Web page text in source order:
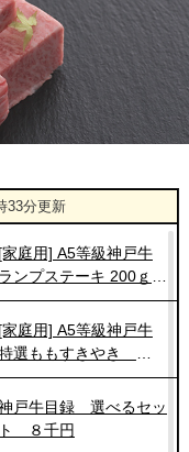
33分更新
あり][家庭用] A5等級
神戸牛 サーロインステー
200g
戸牛カタログギフト
万円
き焼き懐石◆すき焼き
[家庭用] A5等級神戸牛
ランプステーキ 200ｇ〜
[家庭用] A5等級神戸牛
選ももすきやき
〜１kg
戸牛目録 選べるセッ
ト ８千円